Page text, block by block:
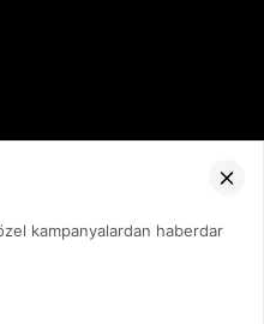
kampanyalardan haberdar